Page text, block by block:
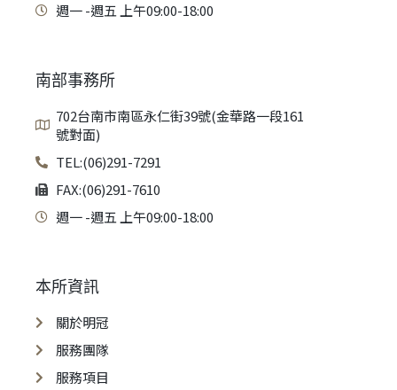
週一 -週五 上午09:00-18:00
南部事務所
702台南市南區永仁街39號(金華路一段161
號對面)
TEL:(06)291-7291
FAX:(06)291-7610
週一 -週五 上午09:00-18:00
本所資訊
關於明冠
服務團隊
服務項目